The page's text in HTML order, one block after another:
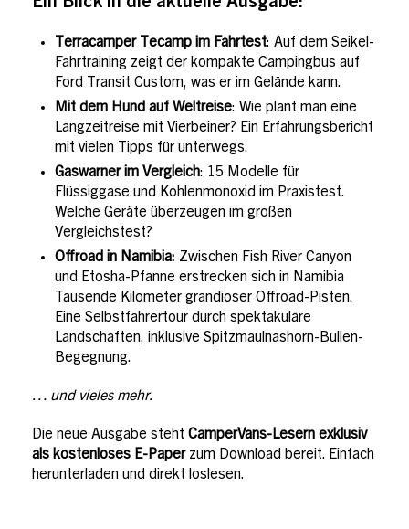
Ein Blick in die aktuelle Ausgabe:
Terracamper Tecamp im Fahrtest: Auf dem Seikel-
Fahrtraining zeigt der kompakte Campingbus auf
Ford Transit Custom, was er im Gelände kann.
Mit dem Hund auf Weltreise: Wie plant man eine
Langzeitreise mit Vierbeiner? Ein Erfahrungsbericht
mit vielen Tipps für unterwegs.
Gaswarner im Vergleich: 15 Modelle für
Flüssiggase und Kohlenmonoxid im Praxistest.
Welche Geräte überzeugen im großen
Vergleichstest?
Offroad in Namibia: Zwischen Fish River Canyon
und Etosha-Pfanne erstrecken sich in Namibia
Tausende Kilometer grandioser Offroad-Pisten.
Eine Selbstfahrertour durch spektakuläre
Landschaften, inklusive Spitzmaulnashorn-Bullen-
Begegnung.
… und vieles mehr.
Die neue Ausgabe steht CamperVans-Lesern exklusiv
als kostenloses E-Paperzum Download bereit. Einfach
herunterladen und direkt loslesen.